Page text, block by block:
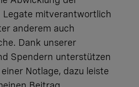
Legate mitverantwortlich
anderem auch
Dank unserer
Spendern unterstützen
Notlage, dazu leiste